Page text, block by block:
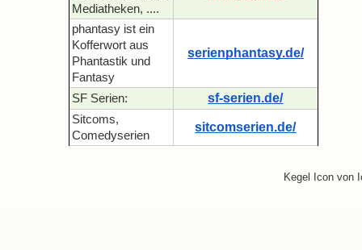
Mediatheken, ....
phantasy ist ein
Kofferwort aus
Phantastik und
Fantasy
serienphantasy.de/
SF Serien: sf-serien.de/
Sitcoms,
Comedyserien
sitcomserien.de/
Kegel Icon von